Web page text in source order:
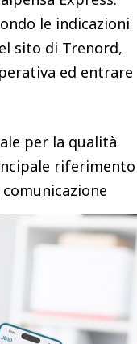
le indicazioni
sito di Trenord,
ed entrare
per la qualità
riferimento
determinante alla
al
acquisire tutte le
mesi, al termine